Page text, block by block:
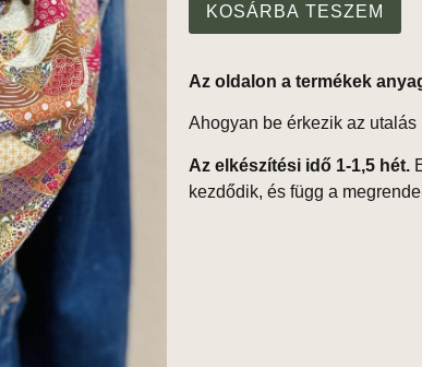
KOSÁRBA TESZEM
Az oldalon a termékek
Ahogyan be érkezik az
Az elkészítési idő 1-1,5 hét.
kezdődik, és függ a